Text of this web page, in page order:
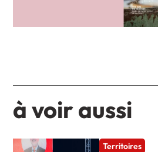
à voir aussi
Territoires